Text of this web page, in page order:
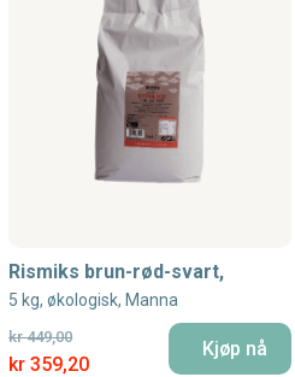
Rismiks brun-rød-svart,
5 kg, økologisk, Manna
Special Price
kr 359,20
kr 449,00 Kjøp nå